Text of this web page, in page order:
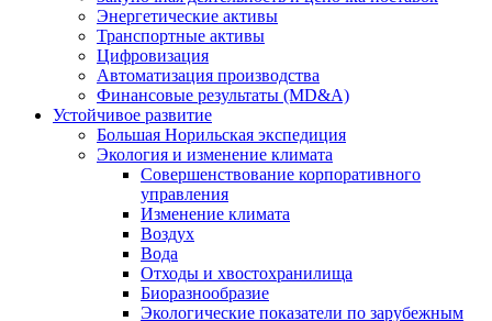
Энергетические активы
Транспортные активы
Цифровизация
Автоматизация производства
Финансовые результаты (MD&A)
Устойчивое развитие
Большая Норильская экспедиция
Экология и изменение климата
Совершенствование корпоративного
управления
Изменение климата
Воздух
Вода
Отходы и хвостохранилища
Биоразнообразие
Экологические показатели по зарубежным